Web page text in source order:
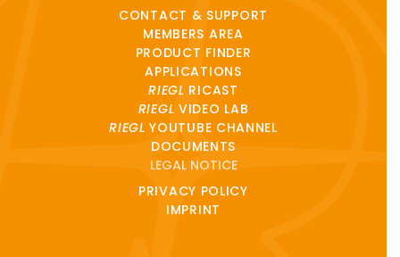
CONTACT & SUPPORT
MEMBERS AREA
PRODUCT FINDER
APPLICATIONS
RIEGL RICAST
RIEGL VIDEO LAB
RIEGL YOUTUBE CHANNEL
DOCUMENTS
LEGAL NOTICE
PRIVACY POLICY
IMPRINT